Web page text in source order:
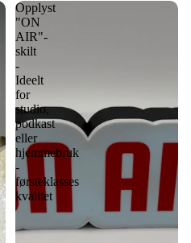
Opplyst
"ON
AIR"-
skilt
-
Ideelt
for
studio,
podkast
eller
hjemmebruk
-
førsteklasses
kvalitet